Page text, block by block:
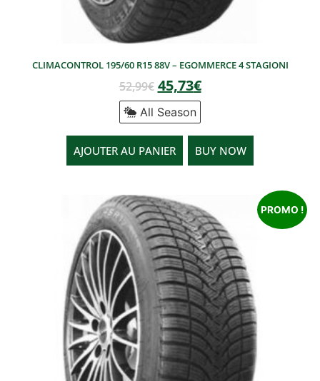
CLIMACONTROL 195/60 R15 88V – EGOMMERCE 4 STAGIONI
52,99€ 45,73€
All Season
AJOUTER AU PANIER BUY NOW
PROMO !